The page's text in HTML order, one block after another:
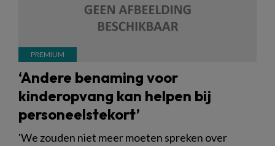
‘Andere benaming voor
kinderopvang kan helpen bij
personeelstekort’
'We zouden niet meer moeten spreken over